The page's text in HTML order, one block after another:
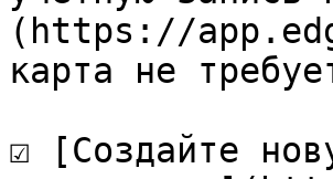
(https://
карта не
☑️ [Создайте